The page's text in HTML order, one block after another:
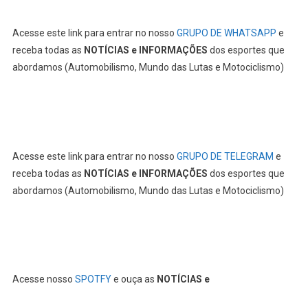
Acesse este link para entrar no nosso GRUPO DE WHATSAPP e
receba todas as NOTÍCIAS e INFORMAÇÕES dos esportes que
abordamos (Automobilismo, Mundo das Lutas e Motociclismo)
Acesse este link para entrar no nosso GRUPO DE TELEGRAM e
receba todas as NOTÍCIAS e INFORMAÇÕES dos esportes que
abordamos (Automobilismo, Mundo das Lutas e Motociclismo)
Acesse nosso SPOTFYe ouça as NOTÍCIAS e